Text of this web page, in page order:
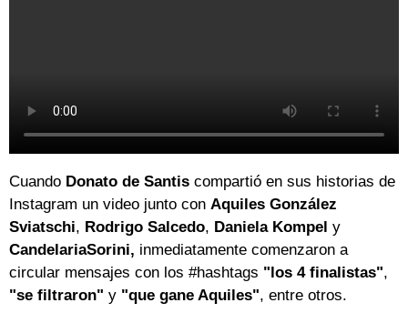
Cuando Donato de Santis compartió en sus historias de
Instagram un video junto con Aquiles González
Sviatschi, Rodrigo Salcedo, Daniela Kompel y
CandelariaSorini, inmediatamente comenzaron a
circular mensajes con los #hashtags "los 4 finalistas",
"se filtraron" y "que gane Aquiles", entre otros.